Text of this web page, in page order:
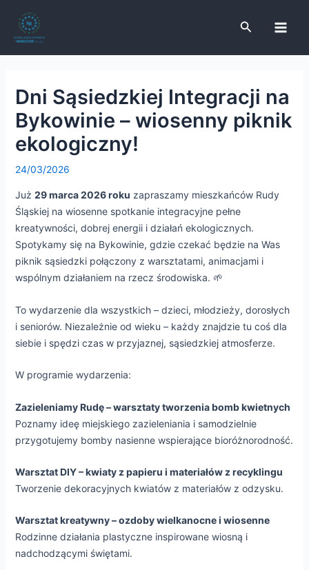
treści
Szukaj
Dni Sąsiedzkiej Integracji na
Bykowinie – wiosenny piknik
ekologiczny!
24/03/2026
Już29 marca 2026 roku zapraszamy mieszkańców Rudy
Śląskiej na wiosenne spotkanie integracyjne pełne
kreatywności, dobrej energii i działań ekologicznych.
Spotykamy się na Bykowinie, gdzie czekać będzie na Was
piknik sąsiedzki połączony z warsztatami, animacjami i
wspólnym działaniem na rzecz środowiska. 🌱
To wydarzenie dla wszystkich – dzieci, młodzieży, dorosłych
i seniorów. Niezależnie od wieku – każdy znajdzie tu coś dla
siebie i spędzi czas w przyjaznej, sąsiedzkiej atmosferze.
W programie wydarzenia:
Zazieleniamy Rudę – warsztaty tworzenia bomb kwietnych
Poznamy ideę miejskiego zazieleniania i samodzielnie
przygotujemy bomby nasienne wspierające bioróżnorodność.
Warsztat DIY – kwiaty z papieru i materiałów z recyklingu
Tworzenie dekoracyjnych kwiatów z materiałów z odzysku.
Warsztat kreatywny – ozdoby wielkanocne i wiosenne
Rodzinne działania plastyczne inspirowane wiosną i
nadchodzącymi świętami.
navigation